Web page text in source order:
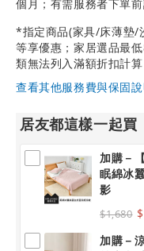
個月；有需服務者下單
*指定商品(家具/床薄墊/
等享優惠；家居選品最
類無法列入滿額折扣計算
其他服務費與保固
居友都這樣一起買
加購－
眠綿冰
影
$1,680
加購－